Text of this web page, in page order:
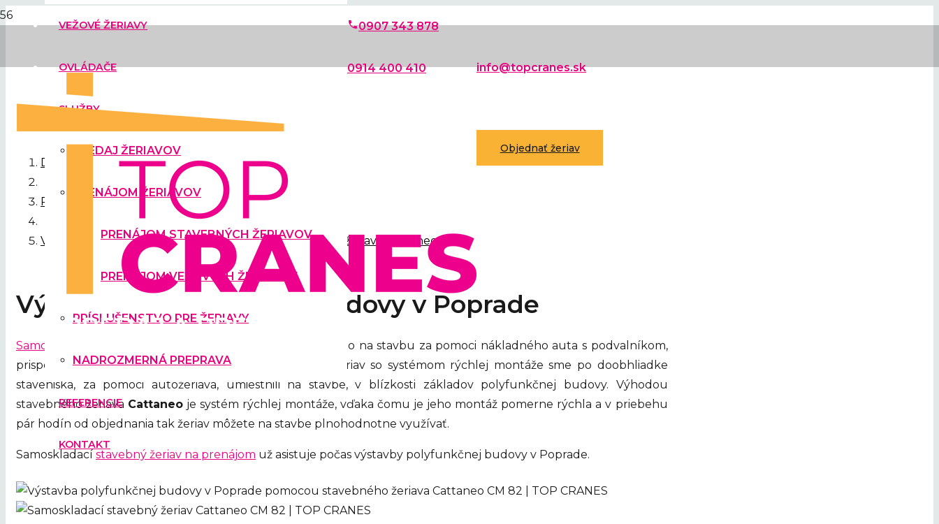
VEŽOVÉ ŽERIAVY
OVLÁDAČE
SLUŽBY
PREDAJ ŽERIAVOV
PRENÁJOM ŽERIAVOV
PRENÁJOM STAVEBNÝCH ŽERIAVOV
PRENÁJOM VEŽOVÝCH ŽERIAVOV
PRÍSLUŠENSTVO PRE ŽERIAVY
NADROZMERNÁ PREPRAVA
REFERENCIE
KONTAKT
phone0907 343 878
0914 400 410 info@topcranes.sk
Objednať žeriav
Domov
Prenájom žeriavov
Výstavba polyfunkčnej budovy pomocou stavebného žeriava Cattaneo
Výstavba polyfunkčnej budovy v Poprade
Samoskladací žeriav Cattaneo CM 82S4
sme doviezli priamo na stavbu za pomoci nákladného auta s podvalníkom,
prispôsobeného na nadrozmernú prepravu. Stavebný žeriav so systémom rýchlej montáže sme po doobhliadke
staveniska, za pomoci autožeriava, umiestnili na stavbe, v blízkosti základov polyfunkčnej budovy. Výhodou
stavebného žeriava Cattaneo je systém rýchlej montáže, vďaka čomu je jeho montáž pomerne rýchla a v priebehu
pár hodín od objednania tak žeriav môžete na stavbe plnohodnotne využívať.
Samoskladací stavebný žeriav na prenájom už asistuje počas výstavby polyfunkčnej budovy v Poprade.